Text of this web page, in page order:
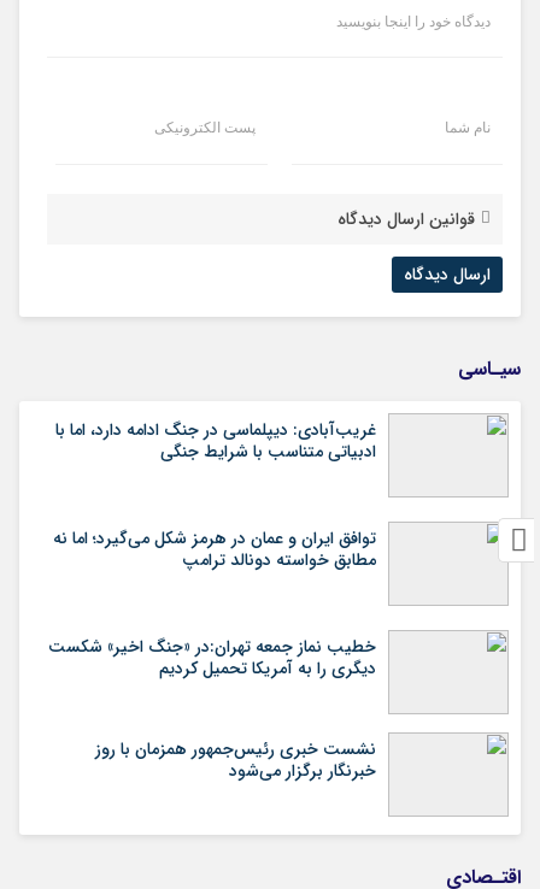
دیدگاه خود را اینجا بنویسید
نام شما پست الکترونیکی
قوانین ارسال دیدگاه
سیـاسی
غریب‌آبادی: دیپلماسی در جنگ ادامه دارد، اما با
ادبیاتی متناسب با شرایط جنگی
توافق ایران و عمان در هرمز شکل می‌گیرد؛ اما نه
مطابق خواسته دونالد ترامپ
خطیب نماز جمعه تهران:در «جنگ اخیر» شکست
دیگری را به آمریکا تحمیل کردیم
نشست خبری رئیس‌جمهور همزمان با روز
خبرنگار برگزار می‌شود
اقتـصادی